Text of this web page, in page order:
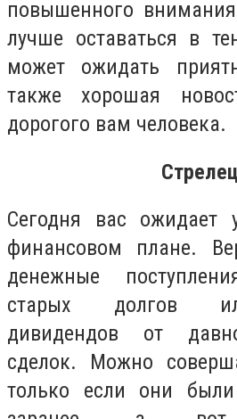
повышенного
лучше оставаться в
может ожидать
также хорошая
дорогого вам человека.
Сегодня вас ожидает
финансовом плане.
денежные
старых долгов
дивидендов от
сделок. Можно
только если они были